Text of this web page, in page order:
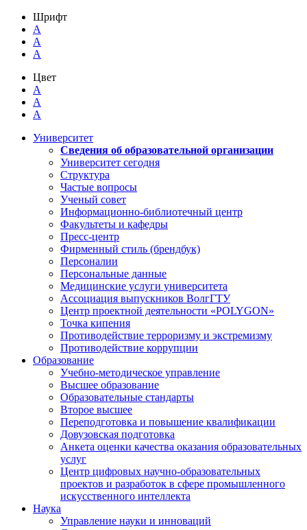
Шрифт
A
A
A
Цвет
A
A
A
Университет
Сведения об образовательной организации
Университет сегодня
Структура
Частые вопросы
Ученый совет
Информационно-библиотечный центр
Факультеты и кафедры
Пресс-центр
Фирменный стиль (брендбук)
Персоналии
Персональные данные
Медицинские услуги университета
Ассоциация выпускников ВолгГТУ
Центр проектной деятельности «POLYGON»
Точка кипения
Противодействие терроризму и экстремизму
Противодействие коррупции
Образование
Учебно-методическое управление
Высшее образование
Образовательные стандарты
Второе высшее
Переподготовка и повышение квалификации
Довузовская подготовка
Анкета оценки качества оказания образовательных
услуг
Центр цифровых научно-образовательных
проектов и разработок в сфере промышленного
искусственного интеллекта
Наука
Управление науки и инноваций